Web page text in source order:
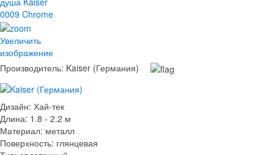
Увеличить
изображение
Производитель: Kaiser (Германия)
Дизайн: Хай-тек
Длина: 1.8 - 2.2 м
Материал: металл
Поверхность: глянцевая